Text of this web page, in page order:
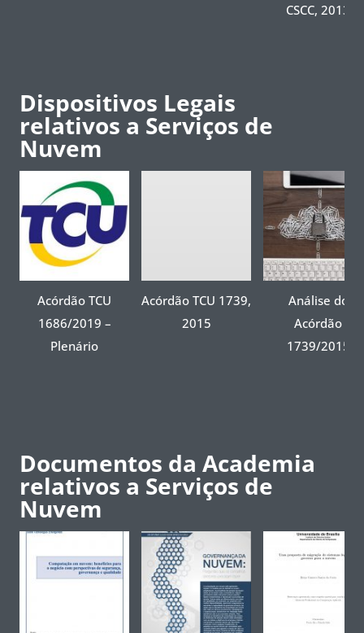
CSCC, 2013
Dispositivos Legais
relativos a Serviços de
Nuvem
Acórdão TCU
1686/2019 –
Plenário
Acórdão TCU 1739,
2015
Análise do
Acórdão
1739/2015
Documentos da Academia
relativos a Serviços de
Nuvem